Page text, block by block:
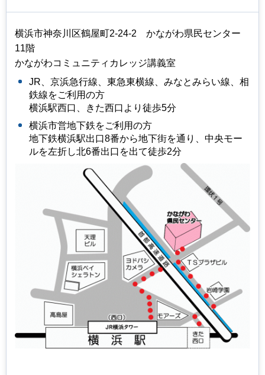
横浜市神奈川区鶴屋町2-24-2 かながわ県民センター
11階
かながわコミュニティカレッジ講義室
JR、京浜急行線、東急東横線、みなとみらい線、相
鉄線をご利用の方
横浜駅西口、きた西口より徒歩5分
横浜市営地下鉄をご利用の方
地下鉄横浜駅出口8番から地下街を通り、中央モー
ルを左折し北6番出口を出て徒歩2分